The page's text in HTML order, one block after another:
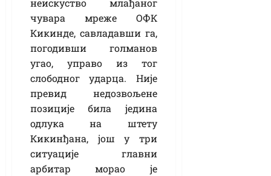
неискуство млађаног
чувара мреже ОФК
Кикинде, савладавши га,
погодивши голманов
угао, управо из тог
слободног ударца. Није
превид недозвољене
позиције била једина
одлука на штету
Кикинђана, још у три
ситуације главни
арбитар морао је